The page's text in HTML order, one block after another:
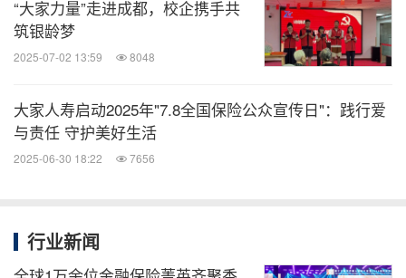
“大家力量”走进成都，校企携手共
筑银龄梦
2025-07-02 13:59 8048
大家人寿启动2025年"7.8全国保险公众宣传日"：践行爱
与责任 守护美好生活
2025-06-30 18:22 7656
行业新闻